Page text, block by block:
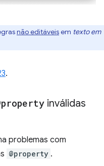
não editáveisem texto em
.
inválidas
problemas com
@property .